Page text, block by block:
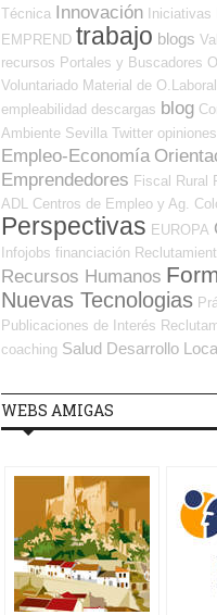
Técnica Innovación Iniciativas
EMPREND trabajo blogs
recursos Portales y Buscadores
Voluntariado Material de O.Laboral
empleabilidad descargas blog
Ambiente Sevilla Twitter opiniones
Empleo-Economía
Emprendedores Fiscal Rural
ADL
Centros de Empleo y Ag.
Perspectivas EUROPA
Infojobs financiación
Recursos Humanos
Nuevas Tecnologias
Publicaciones de Interés
coaching Salud Desarrollo
WEBS AMIGAS